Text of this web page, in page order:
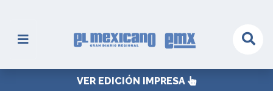
VER EDICIÓN IMPRESA